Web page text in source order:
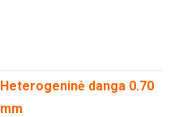
Heterogeninė danga 0.70
mm